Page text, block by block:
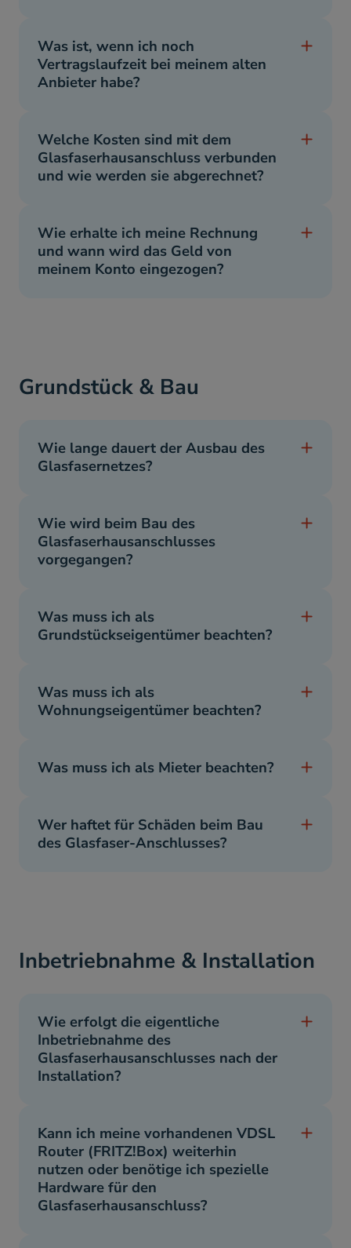
Was ist, wenn ich noch
Vertragslaufzeit bei meinem alten
Anbieter habe?
Welche Kosten sind mit dem
Glasfaserhausanschluss verbunden
und wie werden sie abgerechnet?
Wie erhalte ich meine Rechnung
und wann wird das Geld von
meinem Konto eingezogen?
Grundstück & Bau
Wie lange dauert der Ausbau des
Glasfasernetzes?
Wie wird beim Bau des
Glasfaserhausanschlusses
vorgegangen?
Was muss ich als
Grundstückseigentümer beachten?
Was muss ich als
Wohnungseigentümer beachten?
Was muss ich als Mieter beachten?
Wer haftet für Schäden beim Bau
des Glasfaser-Anschlusses?
Inbetriebnahme & Installation
Wie erfolgt die eigentliche
Inbetriebnahme des
Glasfaserhausanschlusses nach der
Installation?
Kann ich meine vorhandenen VDSL
Router (FRITZ!Box) weiterhin
nutzen oder benötige ich spezielle
Hardware für den
Glasfaserhausanschluss?